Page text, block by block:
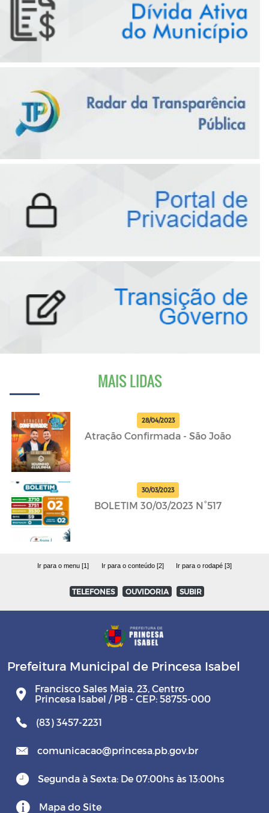
MAIS LIDAS
28/04/2023
Atração Confirmada - São João
30/03/2023
BOLETIM 30/03/2023 N°517
Ir para o menu [1] Ir para o conteúdo [2] Ir para o rodapé [3]
TELEFONES OUVIDORIA SUBIR
Prefeitura Municipal de Princesa Isabel
Francisco Sales Maia, 23, Centro
Princesa Isabel / PB - CEP: 58755-000
(83) 3457-2231
comunicacao@princesa.pb.gov.br
Segunda à Sexta: De 07:00hs às 13:00hs
Mapa do Site